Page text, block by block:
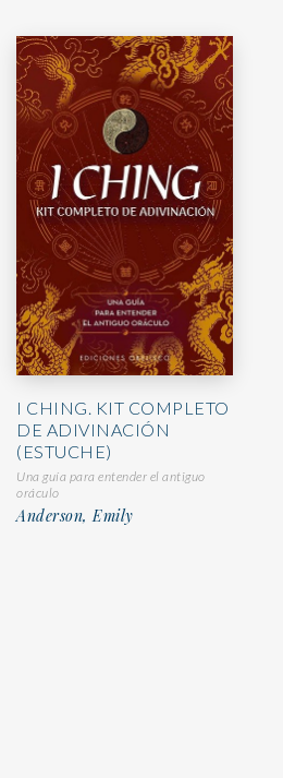
I CHING. KIT COMPLETO
DE ADIVINACIÓN
(ESTUCHE)
Una guía para entender el antiguo
oráculo
Anderson, Emily